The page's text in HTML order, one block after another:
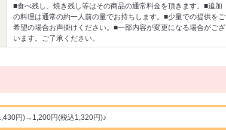
■食べ残し、焼き残し等はその商品の通常料金を頂きます。■追加
の料理は通常の約一人前の量でお持ちします。■少量での提供をご
希望の場合お声掛けください。■一部内容が変更になる場合がござ
います。ご了承ください。
円)→1,200円(税込1,320円)♪